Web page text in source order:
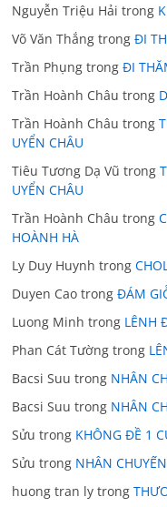
Nguyễn Triệu Hải trong
Võ Văn Thắng trongĐI
Trần Phụng trongĐI
Trần Hoành Châu trong
Trần Hoành Châu trong
UYỂN CHÂU
Tiêu Tương Dạ Vũ trong
UYỂN CHÂU
Trần Hoành Châu trong
HOÀNH HÀ
Ly Duy Huynh trong
Duyen Cao trongĐÁM
Luong Minh trong LÊNH
Phan Cát Tường trong
Bacsi Suu trong NHÂN
Bacsi Suu trong NHÂN
Sửu trong KHÔNG ĐỀ 1
Sửu trong NHÂN
huong tran ly trong